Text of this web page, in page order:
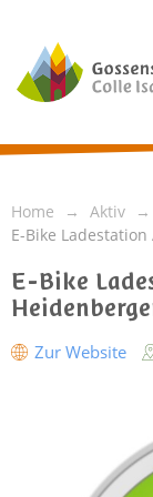
Home Aktiv
E-Bike
E-Bike
Zur Website